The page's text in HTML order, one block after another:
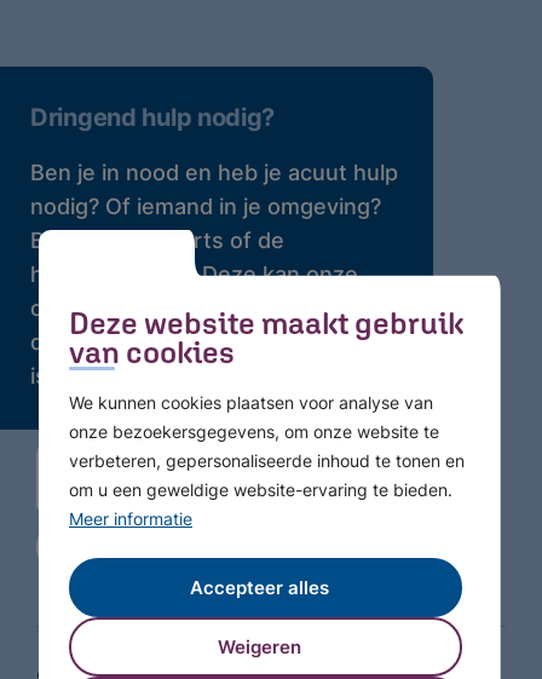
Deze website maakt gebruik
van cookies
We kunnen cookies plaatsen voor analyse van
onze bezoekersgegevens, om onze website te
verbeteren, gepersonaliseerde inhoud te tonen en
om u een geweldige website-ervaring te bieden.
Meer informatie
Weigeren
Accepteer alles
Dringend hulp nodig?
Ben je in nood en heb je acuut hulp
nodig? Of iemand in je omgeving?
Bel dan je huisarts of de
huisartsenpost. Deze kan onze
crisisdienst bellen waar 24 uur per
dag professionele hulp beschikbaar
is.
© Copyright 2026 GGZ WNB - Alle rechten